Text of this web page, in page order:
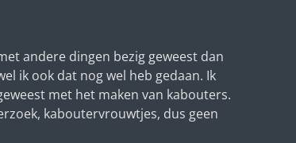
andere dingen bezig geweest dan
ik ook dat nog wel heb gedaan. Ik
met het maken van kabouters.
kaboutervrouwtjes, dus geen